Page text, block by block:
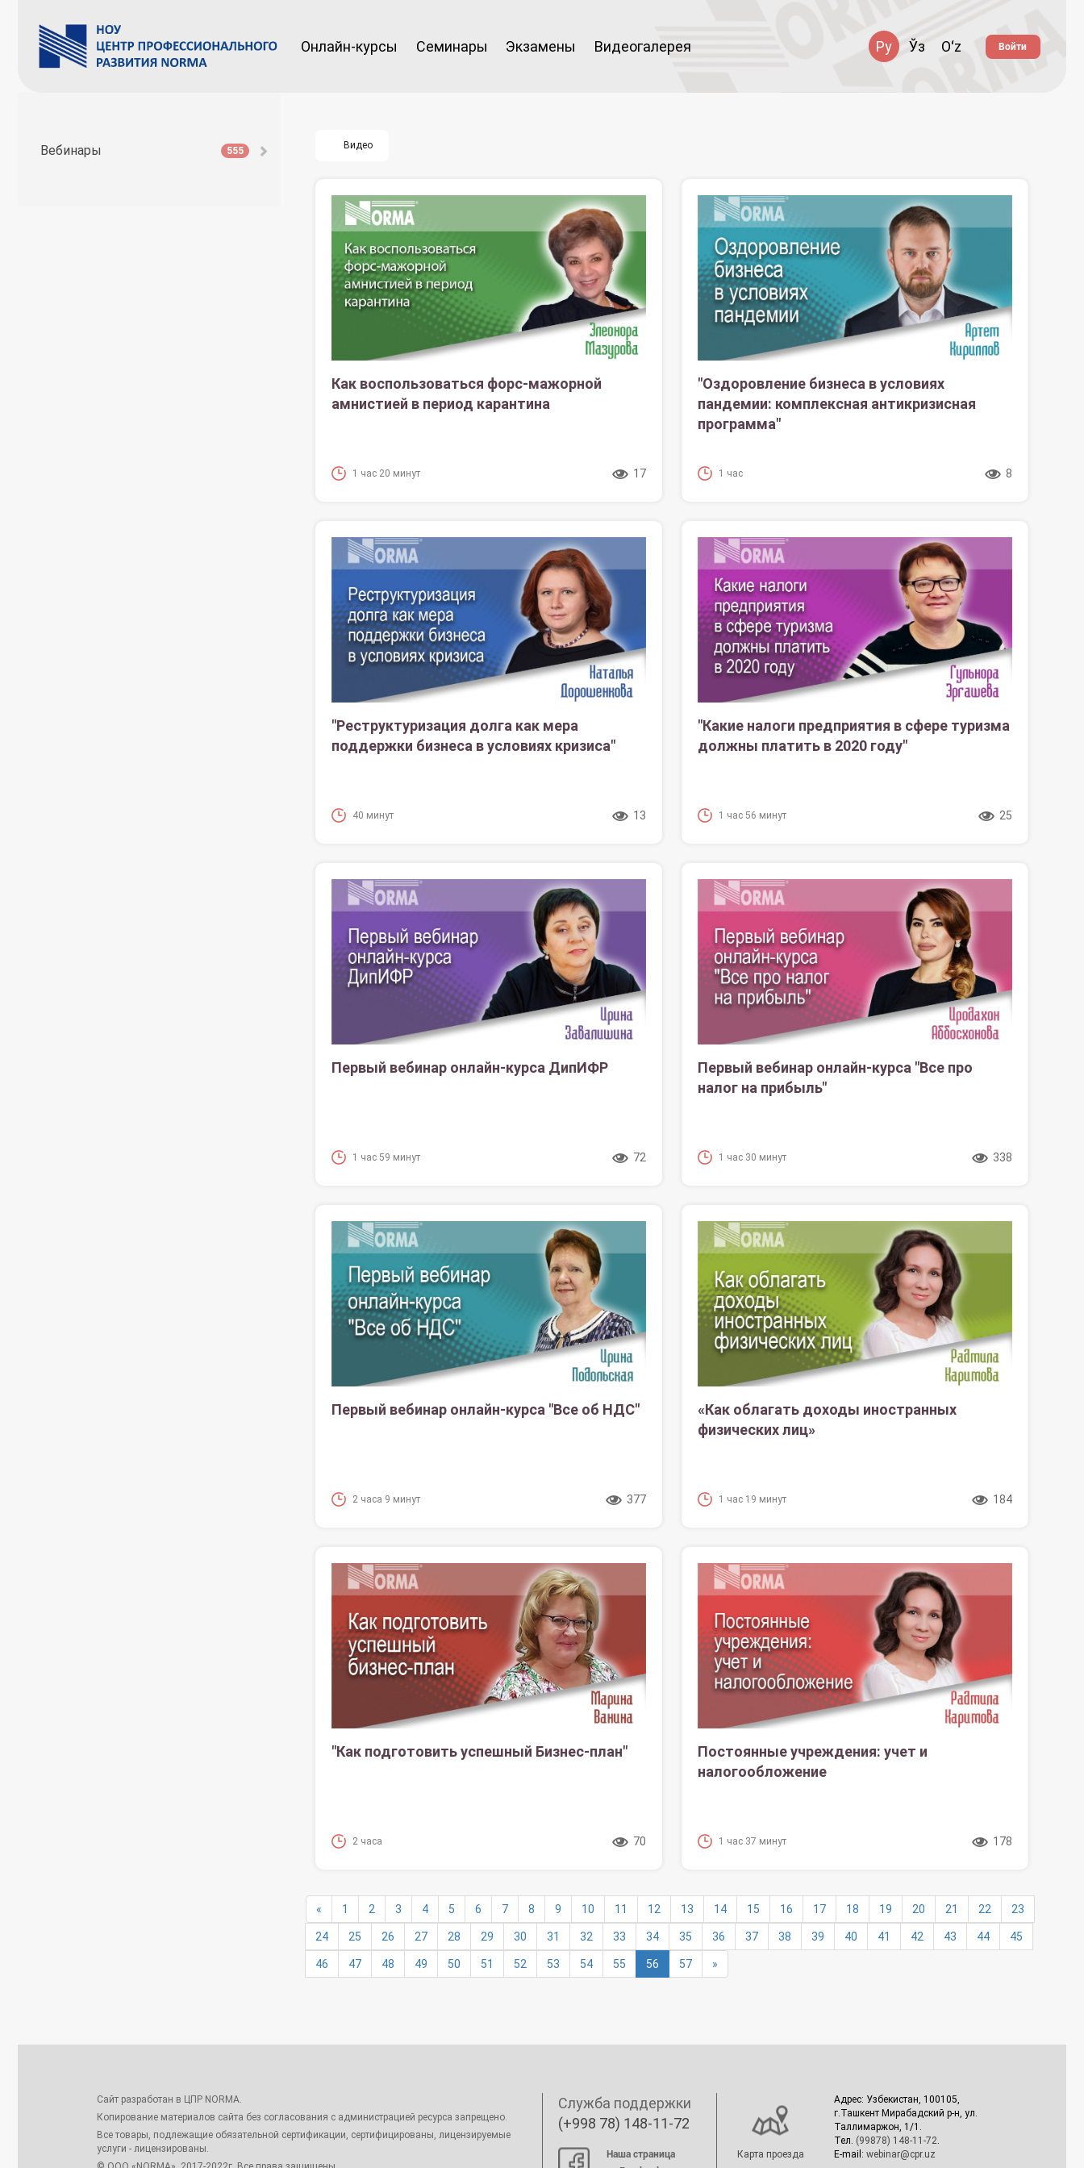
Онлайн-курсы Семинары Экзамены Видеогалерея Ру Ўз Oʻz Войти
Вебинары 555 Видео
Как воспользоваться форс-мажорной
амнистией в период карантина
1 час 20 минут 17
"Оздоровление бизнеса в условиях
пандемии: комплексная антикризисная
программа"
1 час 8
"Реструктуризация долга как мера
поддержки бизнеса в условиях кризиса"
40 минут 13
"Какие налоги предприятия в сфере туризма
должны платить в 2020 году"
1 час 56 минут 25
Первый вебинар онлайн-курса ДипИФР
1 час 59 минут 72
Первый вебинар онлайн-курса "Все про
налог на прибыль"
1 час 30 минут 338
Первый вебинар онлайн-курса "Все об НДС"
2 часа 9 минут 377
«Как облагать доходы иностранных
физических лиц»
1 час 19 минут 184
"Как подготовить успешный Бизнес-план"
2 часа 70
Постоянные учреждения: учет и
налогообложение
1 час 37 минут 178
« 1 2 3 4 5 6 7 8 9 10 11 12 13 14 15 16 17 18 19 20 21 22 23
24 25 26 27 28 29 30 31 32 33 34 35 36 37 38 39 40 41 42 43 44 45
46 47 48 49 50 51 52 53 54 55 56 (текущая)
57 »
Сайт разработан в ЦПР NORMA.
Копирование материалов сайта без согласования с администрацией ресурса запрещено.
Все товары, подлежащие обязательной сертификации, сертифицированы, лицензируемые
услуги - лицензированы.
Служба поддержки
(+998 78) 148-11-72
Наша страница
Карта проезда
Адрес: Узбекистан, 100105,
г.Ташкент Мирабадский р-н, ул.
Таллимаржон, 1/1.
Тел. (99878) 148-11-72
E-mail: webinar@cpr.uz